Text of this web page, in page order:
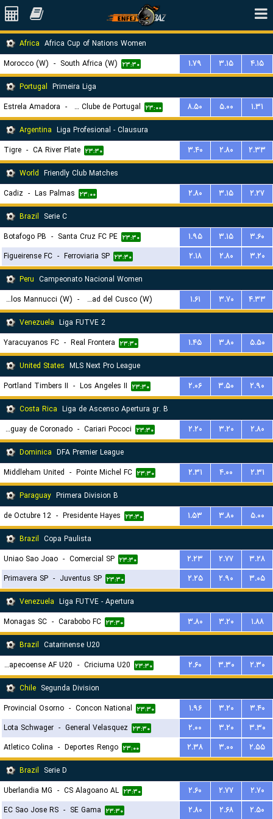
Africa Africa Cup of Nations Women
Morocco (W) - South Africa (W) ۲۳:۳۰ ۱.۷۹ ۳.۱۵
۴.۱۵
Portugal Primeira Liga
Estrela Amadora - Sporting Clube de Portugal ۲۳:۰۰ ۸.۵۰ ۵.۰۰
۱.۳۱
Argentina Liga Profesional - Clausura
Tigre - CA River Plate ۲۳:۳۰ ۳.۴۰ ۲.۸۰
۲.۳۳
World Friendly Club Matches
Cadiz - Las Palmas ۲۳:۰۰ ۲.۸۰ ۳.۱۵
۲.۲۷
Brazil Serie C
Botafogo PB - Santa Cruz FC PE ۲۳:۳۰ ۱.۹۵ ۳.۱۵
۳.۶۰
Figueirense FC - Ferroviaria SP ۲۳:۳۰ ۲.۱۸ ۲.۸۰
۳.۲۰
Peru Campeonato Nacional Women
Carlos Mannucci (W)
- Universidad San Antonio Abad del Cusco (W)
۲۳:۴۵
۱.۶۱ ۳.۷۰
۴.۳۳
Venezuela Liga FUTVE 2
Yaracuyanos FC - Real Frontera ۲۳:۳۰ ۱.۴۵ ۳.۸۰
۵.۵۰
United States MLS Next Pro League
Portland Timbers II - Los Angeles II ۲۳:۳۰ ۲.۰۶ ۳.۵۰
۲.۹۰
Costa Rica Liga de Ascenso Apertura gr. B
CS Uruguay de Coronado
- Cariari Pococi ۲۳:۳۰ ۲.۲۰ ۳.۲۰
۲.۸۰
Dominica DFA Premier League
Middleham United - Pointe Michel FC ۲۳:۳۰ ۲.۳۱ ۴.۰۰
۲.۳۱
Paraguay Primera Division B
12 de Octubre - Presidente Hayes ۲۳:۳۰ ۱.۵۳ ۳.۸۰
۵.۰۰
Brazil Copa Paulista
Uniao Sao Joao - Comercial SP ۲۳:۳۰ ۲.۲۳ ۲.۷۷
۳.۲۸
Primavera SP - Juventus SP ۲۳:۳۰ ۲.۲۵ ۲.۹۰
۳.۰۵
Venezuela Liga FUTVE - Apertura
Monagas SC - Carabobo FC ۲۳:۳۰ ۳.۸۰ ۳.۲۰
۱.۸۸
Brazil Catarinense U20
Chapecoense AF U20
- Criciuma U20 ۲۳:۳۰ ۲.۶۰ ۳.۳۰
۲.۳۰
Chile Segunda Division
Provincial Osorno - Concon National ۲۳:۳۰ ۱.۹۶ ۳.۲۰
۳.۴۰
Lota Schwager - General Velasquez ۲۳:۳۰ ۲.۰۰ ۳.۲۰
۳.۳۰
Atletico Colina - Deportes Rengo ۲۳:۰۰ ۲.۳۸ ۳.۰۰
۲.۵۵
Brazil Serie D
Uberlandia MG - CS Alagoano AL ۲۳:۳۰ ۲.۶۰ ۲.۷۷
۲.۷۰
EC Sao Jose RS - SE Gama ۲۳:۳۰ ۲.۸۰ ۲.۶۸ ۲.۵۰